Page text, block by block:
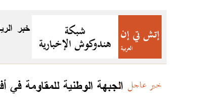
خبر
الجبهة الوطنية للمقاومة في خبر عاجل